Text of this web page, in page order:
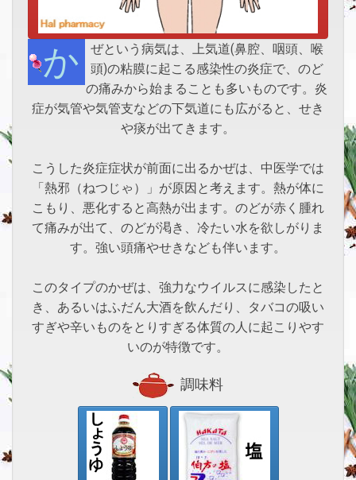
かぜという病気は、上気道(鼻腔、咽頭、喉
頭)の粘膜に起こる感染性の炎症で、のど
の痛みから始まることも多いものです。炎
症が気管や気管支などの下気道にも広がると、せき
や痰が出てきます。
こうした炎症症状が前面に出るかぜは、中医学では
「熱邪（ねつじゃ）」が原因と考えます。熱が体に
こもり、悪化すると高熱が出ます。のどが赤く腫れ
て痛みが出て、のどが渇き、冷たい水を欲しがりま
す。強い頭痛やせきなども伴います。
このタイプのかぜは、強力なウイルスに感染したと
き、あるいはふだん大酒を飲んだり、タバコの吸い
すぎや辛いものをとりすぎる体質の人に起こりやす
いのが特徴です。
調味料